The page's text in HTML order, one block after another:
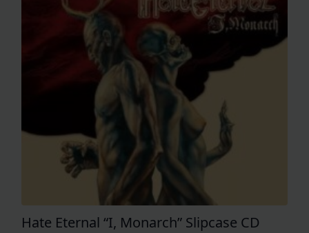
Hate Eternal “I, Monarch” Slipcase CD